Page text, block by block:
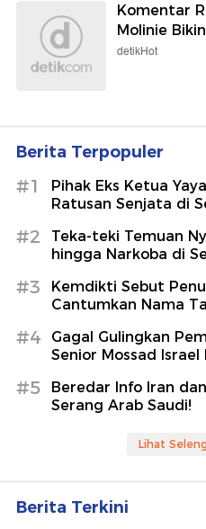
Komentar
Molinie
detikHot
Berita Terpopuler
#1
Pihak Eks Ketua
Ratusan Senjata di
#2
Teka-teki Temuan
hingga Narkoba di
#3
Kemdikti Sebut
Cantumkan Nama
#4
Gagal Gulingkan
Senior Mossad Israel
#5
Beredar Info Iran
Serang Arab Saudi!
Lihat
Berita Terkini